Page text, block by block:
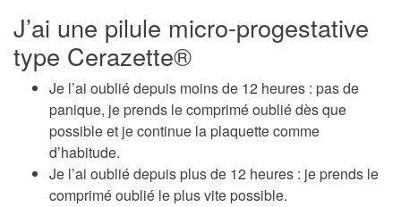
J’ai une pilule micro-progestative
type Cerazette®
Je l’ai oublié depuis moins de 12 heures : pas de
panique, je prends le comprimé oublié dès que
possible et je continue la plaquette comme
d’habitude.
Je l’ai oublié depuis plus de 12 heures : je prends le
comprimé oublié le plus vite possible.